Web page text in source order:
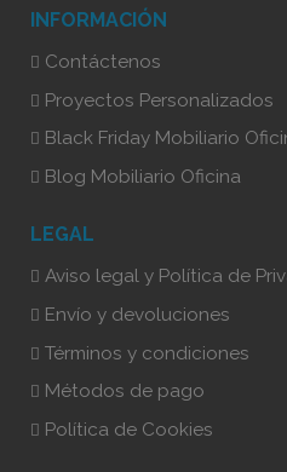
INFORMACIÓN
Contáctenos
Proyectos Personalizados
Black Friday Mobiliario
Blog Mobiliario Oficina
LEGAL
Aviso legal y Política de
Envío y devoluciones
Términos y condiciones
Métodos de pago
Política de Cookies